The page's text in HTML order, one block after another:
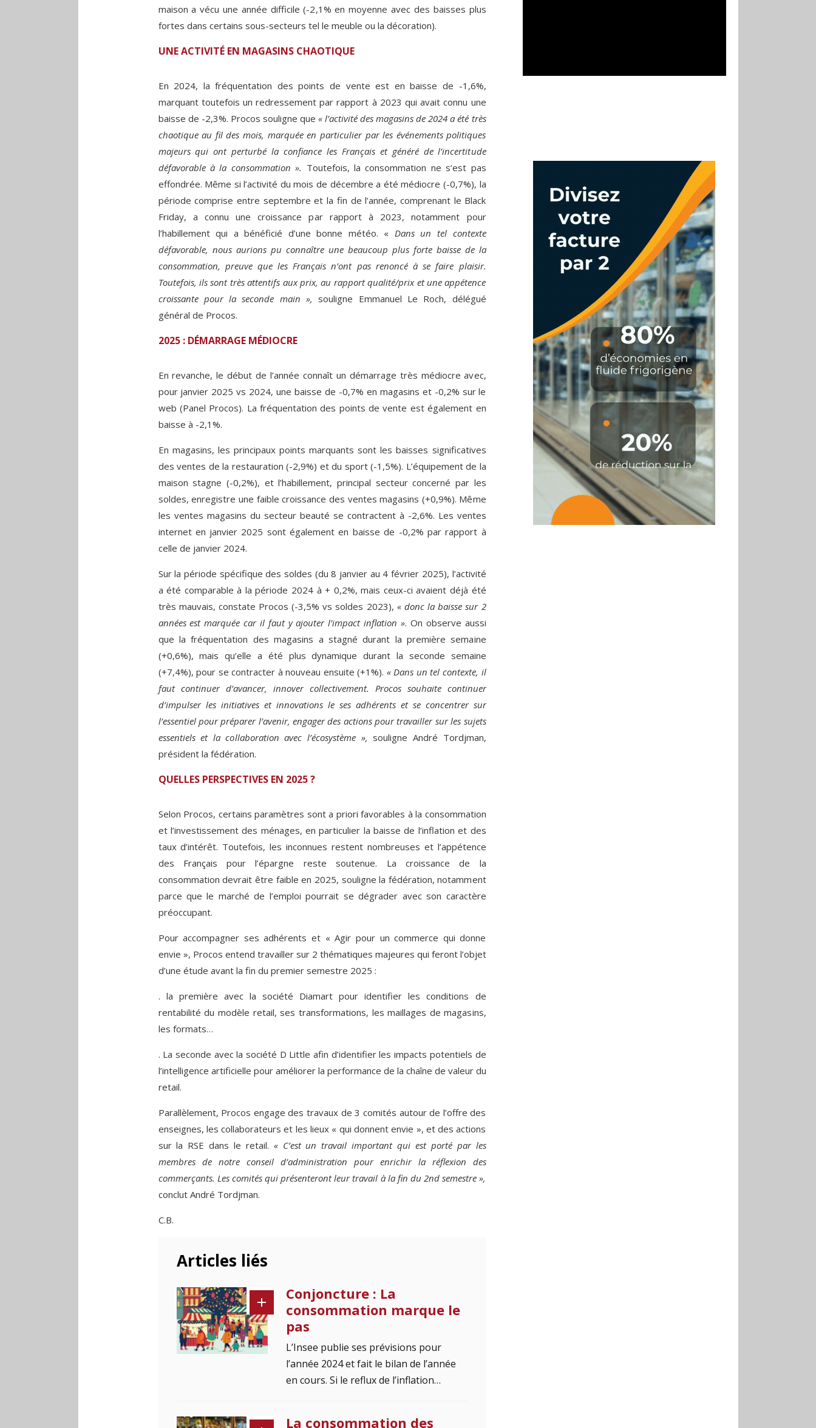
maison a vécu une année difficile (-2,1% en moyenne avec des baisses plus
fortes dans certains sous-secteurs tel le meuble ou la décoration).
UNE ACTIVITÉ EN MAGASINS CHAOTIQUE
En 2024, la fréquentation des points de vente est en baisse de -1,6%,
marquant toutefois un redressement par rapport à 2023 qui avait connu une
baisse de -2,3%. Procos souligne que « l’activité des magasins de 2024 a été très
chaotique au fil des mois, marquée en particulier par les événements politiques
majeurs qui ont perturbé la confiance les Français et généré de l’incertitude
défavorable à la consommation ». Toutefois, la consommation ne s’est pas
effondrée. Même si l’activité du mois de décembre a été médiocre (-0,7%), la
période comprise entre septembre et la fin de l’année, comprenant le Black
Friday, a connu une croissance par rapport à 2023, notamment pour
l’habillement qui a bénéficié d’une bonne météo. « Dans un tel contexte
défavorable, nous aurions pu connaître une beaucoup plus forte baisse de la
consommation, preuve que les Français n’ont pas renoncé à se faire plaisir.
Toutefois, ils sont très attentifs aux prix, au rapport qualité/prix et une appétence
croissante pour la seconde main », souligne Emmanuel Le Roch, délégué
général de Procos.
2025 : DÉMARRAGE MÉDIOCRE
En revanche, le début de l’année connaît un démarrage très médiocre avec,
pour janvier 2025 vs 2024, une baisse de -0,7% en magasins et -0,2% sur le
web (Panel Procos). La fréquentation des points de vente est également en
baisse à -2,1%.
En magasins, les principaux points marquants sont les baisses significatives
des ventes de la restauration (-2,9%) et du sport (-1,5%). L’équipement de la
maison stagne (-0,2%), et l’habillement, principal secteur concerné par les
soldes, enregistre une faible croissance des ventes magasins (+0,9%). Même
les ventes magasins du secteur beauté se contractent à -2,6%. Les ventes
internet en janvier 2025 sont également en baisse de -0,2% par rapport à
celle de janvier 2024.
Sur la période spécifique des soldes (du 8 janvier au 4 février 2025), l’activité
a été comparable à la période 2024 à + 0,2%, mais ceux-ci avaient déjà été
très mauvais, constate Procos (-3,5% vs soldes 2023), « donc la baisse sur 2
années est marquée car il faut y ajouter l’impact inflation ». On observe aussi
que la fréquentation des magasins a stagné durant la première semaine
(+0,6%), mais qu’elle a été plus dynamique durant la seconde semaine
(+7,4%), pour se contracter à nouveau ensuite (+1%). « Dans un tel contexte, il
faut continuer d’avancer, innover collectivement. Procos souhaite continuer
d’impulser les initiatives et innovations le ses adhérents et se concentrer sur
l’essentiel pour préparer l’avenir, engager des actions pour travailler sur les sujets
essentiels et la collaboration avec l’écosystème », souligne André Tordjman,
président la fédération.
QUELLES PERSPECTIVES EN 2025 ?
Selon Procos, certains paramètres sont a priori favorables à la consommation
et l’investissement des ménages, en particulier la baisse de l’inflation et des
taux d’intérêt. Toutefois, les inconnues restent nombreuses et l’appétence
des Français pour l’épargne reste soutenue. La croissance de la
consommation devrait être faible en 2025, souligne la fédération, notamment
parce que le marché de l’emploi pourrait se dégrader avec son caractère
préoccupant.
Pour accompagner ses adhérents et « Agir pour un commerce qui donne
envie », Procos entend travailler sur 2 thématiques majeures qui feront l’objet
d’une étude avant la fin du premier semestre 2025 :
. la première avec la société Diamart pour identifier les conditions de
rentabilité du modèle retail, ses transformations, les maillages de magasins,
les formats…
. La seconde avec la société D Little afin d’identifier les impacts potentiels de
l’intelligence artificielle pour améliorer la performance de la chaîne de valeur du
retail.
Parallèlement, Procos engage des travaux de 3 comités autour de l’offre des
enseignes, les collaborateurs et les lieux « qui donnent envie », et des actions
sur la RSE dans le retail. « C’est un travail important qui est porté par les
membres de notre conseil d’administration pour enrichir la réflexion des
commerçants. Les comités qui présenteront leur travail à la fin du 2nd semestre »,
conclut André Tordjman.
C.B.
Articles liés
Conjoncture : La
consommation marque le
pas
L’Insee publie ses prévisions pour
l’année 2024 et fait le bilan de l’année
en cours. Si le reflux de l’inflation…
La consommation des